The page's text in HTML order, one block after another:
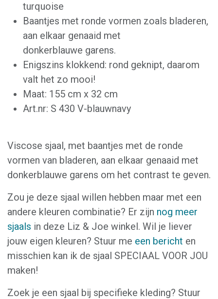
turquoise
Baantjes met ronde vormen zoals bladeren,
aan elkaar genaaid met
donkerblauwe garens.
Enigszins klokkend: rond geknipt, daarom
valt het zo mooi!
Maat: 155 cm x 32 cm
Art.nr: S 430 V-blauwnavy
Viscose sjaal, met baantjes met de ronde
vormen van bladeren, aan elkaar genaaid met
donkerblauwe garens om het contrast te geven.
Zou je deze sjaal willen hebben maar met een
andere kleuren combinatie? Er zijn nog meer
sjaals in deze Liz & Joe winkel. Wil je liever
jouw eigen kleuren? Stuur me een bericht en
misschien kan ik de sjaal SPECIAAL VOOR JOU
maken!
Zoek je een sjaal bij specifieke kleding? Stuur